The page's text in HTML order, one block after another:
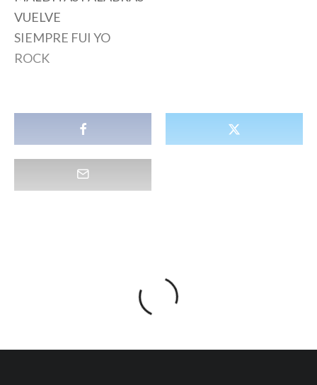
VUELVE
SIEMPRE FUI YO
ROCK